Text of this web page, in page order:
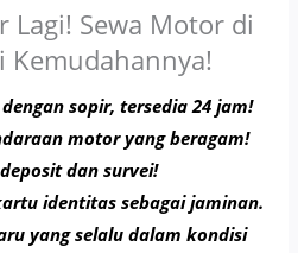
Lagi! Sewa Motor di
Kemudahannya!
sopir, tersedia 24 jam!
motor yang beragam!
dan survei!
identitas sebagai jaminan.
yang selalu dalam kondisi